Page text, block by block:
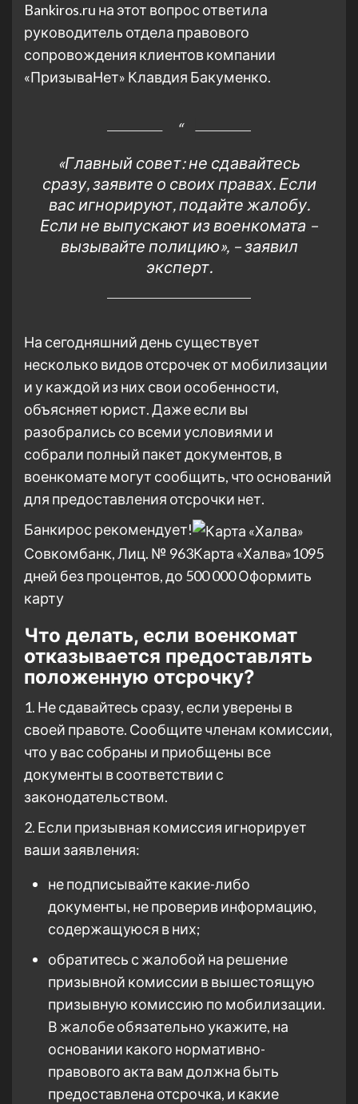
Bankiros.ru на этот вопрос ответила
руководитель отдела правового
сопровождения клиентов компании
«ПризываНет» Клавдия Бакуменко.
«Главный совет: не сдавайтесь
сразу, заявите о своих правах. Если
вас игнорируют, подайте жалобу.
Если не выпускают из военкомата –
вызывайте полицию», – заявил
эксперт.
На сегодняшний день существует
несколько видов отсрочек от мобилизации
и у каждой из них свои особенности,
объясняет юрист. Даже если вы
разобрались со всеми условиями и
собрали полный пакет документов, в
военкомате могут сообщить, что оснований
для предоставления отсрочки нет.
Банкирос рекомендует!
Совкомбанк, Лиц. № 963Карта «Халва»1095
дней без процентов, до 500 000Оформить
карту
Что делать, если военкомат
отказывается предоставлять
положенную отсрочку?
1. Не сдавайтесь сразу, если уверены в
своей правоте. Сообщите членам комиссии,
что у вас собраны и приобщены все
документы в соответствии с
законодательством.
2. Если призывная комиссия игнорирует
ваши заявления:
не подписывайте какие-либо
документы, не проверив информацию,
содержащуюся в них;
обратитесь с жалобой на решение
призывной комиссии в вышестоящую
призывную комиссию по мобилизации.
В жалобе обязательно укажите, на
основании какого нормативно-
правового акта вам должна быть
предоставлена отсрочка, и какие